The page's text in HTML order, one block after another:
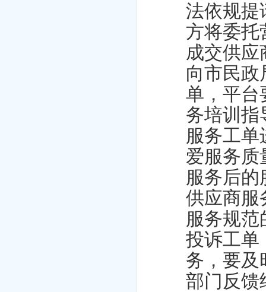
法依规提
方将委托
成交供应
向市民政
单，平台
务培训指
服务工
爱服务质
服务后
供应商服
服务规
投诉工单
务，要及
部门反馈